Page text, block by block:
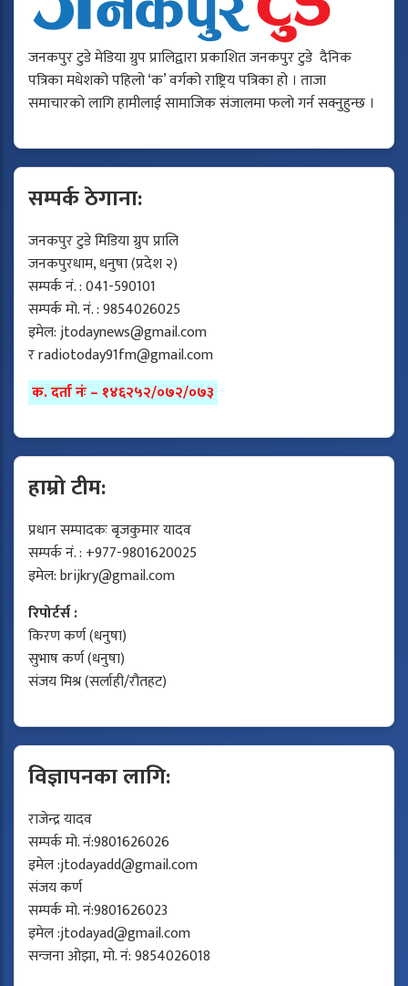
जनकपुर टुडे मेडिया ग्रुप प्रालिद्वारा प्रकाशित जनकपुर टुडे दैनिक
पत्रिका मधेशको पहिलो ‘क’ वर्गको राष्ट्रिय पत्रिका हो । ताजा
समाचारको लागि हामीलाई सामाजिक संजालमा फलो गर्न सक्नुहुन्छ ।
सम्पर्क ठेगाना:
जनकपुर टुडे मिडिया ग्रुप प्रालि
जनकपुरधाम, धनुषा (प्रदेश २)
सम्पर्क नं. : 041-590101
सम्पर्क मो. नं. : 9854026025
इमेल:jtodaynews@gmail.com
रradiotoday91fm@gmail.com
क. दर्ता नंः – १४६२५२/०७२/०७३
हाम्रो टीम:
प्रधान सम्पादकः बृजकुमार यादव
सम्पर्क नं. : +977-9801620025
इमेल:brijkry@gmail.com
रिपोर्टर्स :
किरण कर्ण (धनुषा)
सुभाष कर्ण (धनुषा)
संजय मिश्र (सर्लाही/रौतहट)
विज्ञापनका लागि:
राजेन्द्र यादव
सम्पर्क मो. नं:9801626026
इमेल :jtodayadd@gmail.com
संजय कर्ण
सम्पर्क मो. नं:9801626023
इमेल :jtodayad@gmail.com
सन्जना ओझा, मो. नं: 9854026018